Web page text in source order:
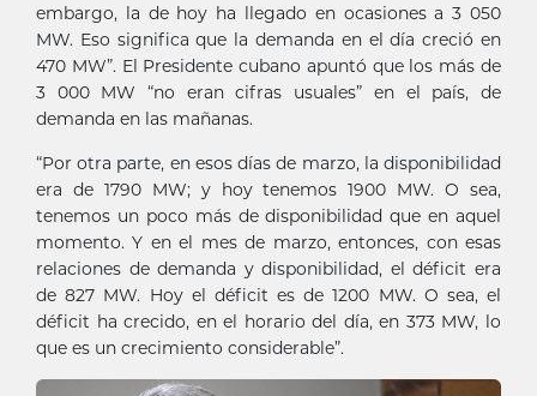
embargo, la de hoy ha llegado en ocasiones a 3 050
MW. Eso significa que la demanda en el día creció en
470 MW”. El Presidente cubano apuntó que los más de
3 000 MW “no eran cifras usuales” en el país, de
demanda en las mañanas.
“Por otra parte, en esos días de marzo, la disponibilidad
era de 1790 MW; y hoy tenemos 1900 MW. O sea,
tenemos un poco más de disponibilidad que en aquel
momento. Y en el mes de marzo, entonces, con esas
relaciones de demanda y disponibilidad, el déficit era
de 827 MW. Hoy el déficit es de 1200 MW. O sea, el
déficit ha crecido, en el horario del día, en 373 MW, lo
que es un crecimiento considerable”.